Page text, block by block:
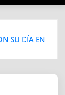
SU DÍA EN